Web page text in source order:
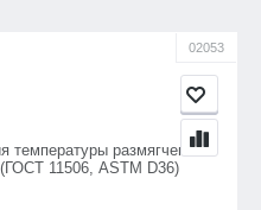
02053
температуры размягчения
11506, ASTM D36)